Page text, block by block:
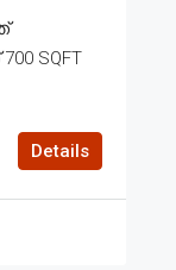
SQFT
Details